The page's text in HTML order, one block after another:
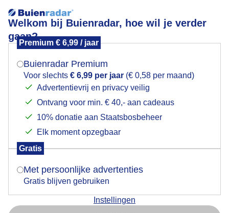
Welkom bij Buienradar, hoe wil je verder
gaan?
Premium € 6,99 / jaar
Buienradar Premium
Voor slechts € 6,99 per jaar (€ 0,58 per maand)
Advertentievrij en privacy veilig
Ontvang voor min. € 40,- aan cadeaus
10% donatie aan Staatsbosbeheer
Elk moment opzegbaar
Gratis
Met persoonlijke advertenties
Gratis blijven gebruiken
Instellingen
Bokkenorchis
Mogen we je locatie gebruiken voor het
Indien je hier nog geen akkoord op hebt gegeven,
verschijnt er zo een pop-up uit je browser waarin
Is goed, toon de popup
Nu niet, misschien later